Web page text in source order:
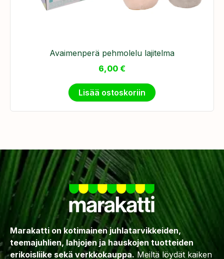
Avaimenperä pehmolelu lajitelma
6,00 €
Lisää ostoskoriin
Marakatti on kotimainen juhlatarvikkeiden,
teemajuhlien, lahjojen ja hauskojen tuotteiden
erikoisliike sekä verkkokauppa. Meiltä löydät kaiken